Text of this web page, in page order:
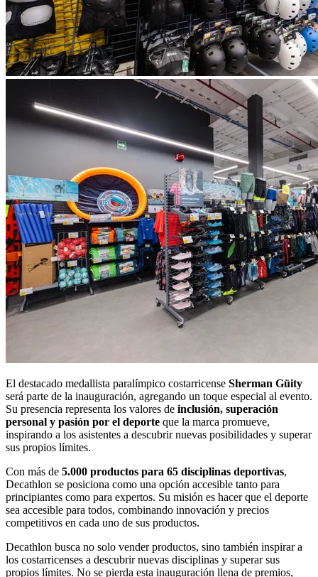
El destacado medallista paralímpico costarricense Sherman Güity
será parte de la inauguración, agregando un toque especial al evento.
Su presencia representa los valores de inclusión, superación
personal y pasión por el deporte que la marca promueve,
inspirando a los asistentes a descubrir nuevas posibilidades y superar
sus propios límites.
Con más de 5.000 productos para 65 disciplinas deportivas,
Decathlon se posiciona como una opción accesible tanto para
principiantes como para expertos. Su misión es hacer que el deporte
sea accesible para todos, combinando innovación y precios
competitivos en cada uno de sus productos.
Decathlon busca no solo vender productos, sino también inspirar a
los costarricenses a descubrir nuevas disciplinas y superar sus
propios límites. No se pierda esta inauguración llena de premios,